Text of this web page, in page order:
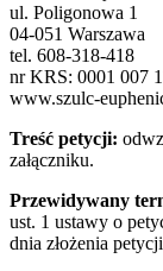
ul. Poligonowa 1
04-051 Warszawa
tel. 608-318-418
nr KRS: 0001 007
www.szulc-
Treść petycji:
załączniku.
Przewidywany
ust. 1 ustawy o
dnia złożenia